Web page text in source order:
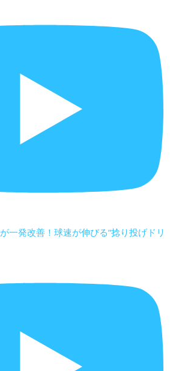
一発改善！球速が伸びる“捻り投げドリ